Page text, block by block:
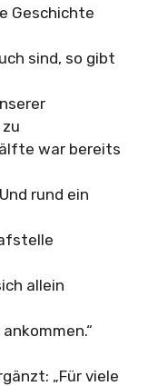
Geschichte
sind, so gibt
war bereits
rund ein
allein
„Für viele